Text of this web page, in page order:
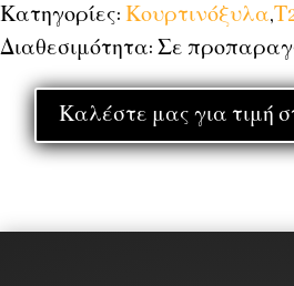
Κατηγορίες: Κουρτινόξυλα,
Διαθεσιμότητα: Σε
Καλέστε μας για τιμή